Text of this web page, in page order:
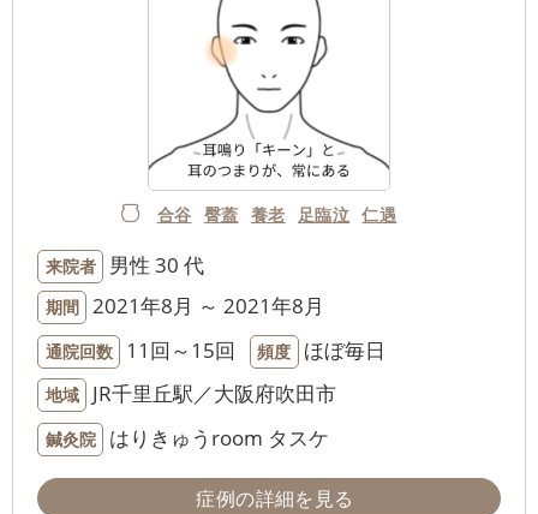
合谷 臀蓋 養老 足臨泣 仁遇
来院者 男性 30 代
期間 2021年8月 ～ 2021年8月
通院回数 11回～15回 頻度 ほぼ毎日
地域 JR千里丘駅／大阪府吹田市
鍼灸院 はりきゅうroom タスケ
症例の詳細を見る